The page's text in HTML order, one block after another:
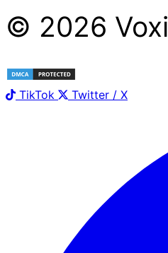
© 2026 Voxi
TikTok Twitter / X